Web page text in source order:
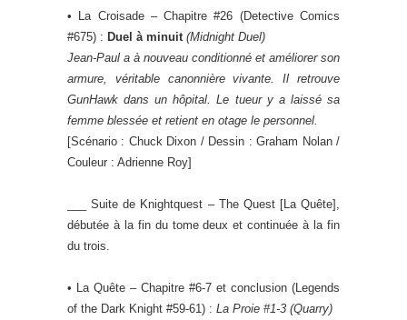
• La Croisade – Chapitre #26 (Detective Comics
#675) : Duel à minuit(Midnight Duel)
Jean-Paul a à nouveau conditionné et améliorer son
armure, véritable canonnière vivante. Il retrouve
GunHawk dans un hôpital. Le tueur y a laissé sa
femme blessée et retient en otage le personnel.
[Scénario : Chuck Dixon / Dessin : Graham Nolan /
Couleur : Adrienne Roy]
___ Suite de Knightquest – The Quest [La Quête],
débutée à la fin du tome deux et continuée à la fin
du trois.
• La Quête – Chapitre #6-7 et conclusion (Legends
of the Dark Knight #59-61) : La Proie #1-3 (Quarry)